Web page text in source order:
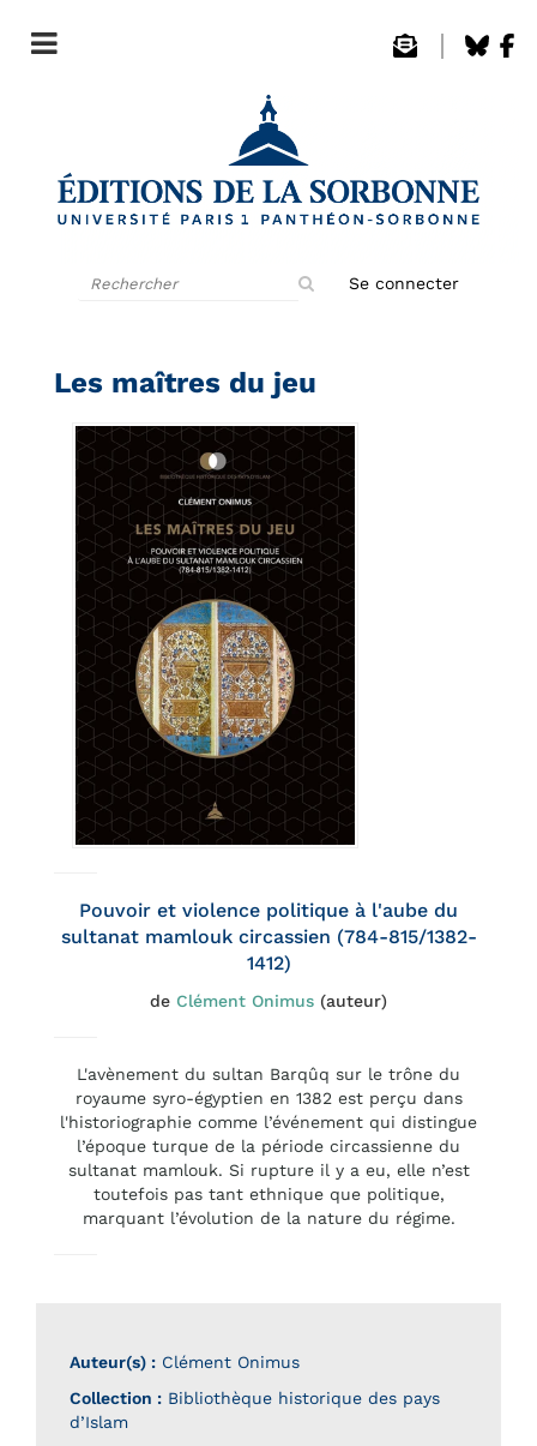
Se connecter
Les maîtres du jeu
Pouvoir et violence politique à l'aube du
sultanat mamlouk circassien (784-815/1382-
1412)
de Clément Onimus (auteur)
L'avènement du sultan Barqûq sur le trône du
royaume syro-égyptien en 1382 est perçu dans
l'historiographie comme l’événement qui distingue
l’époque turque de la période circassienne du
sultanat mamlouk. Si rupture il y a eu, elle n’est
toutefois pas tant ethnique que politique,
marquant l’évolution de la nature du régime.
Auteur(s) : Clément Onimus
Collection : Bibliothèque historique des pays
d’Islam